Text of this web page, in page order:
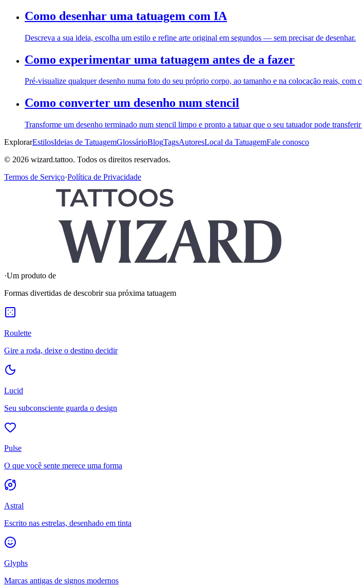
Como desenhar uma tatuagem com IA
Descreva a sua ideia, escolha um estilo e refine arte original em segundos — sem precisar de desenhar.
Como experimentar uma tatuagem antes de a fazer
Pré-visualize qualquer desenho numa foto do seu próprio corpo, ao tamanho e na colocação reais, com
Como converter um desenho num stencil
Transforme um desenho terminado num stencil limpo e pronto a tatuar que o seu tatuador pode
ExplorarEstilosIdeias de TatuagemGlossárioBlogTagsAutoresLocal da TatuagemFale conosco
© 2026 wizard.tattoo. Todos os direitos reservados.
Termos de Serviço·Política de Privacidade
·Um produto de
Formas divertidas de descobrir sua próxima tatuagem
Roulette
Gire a roda, deixe o destino decidir
Lucid
Seu subconsciente guarda o design
Pulse
O que você sente merece uma forma
Astral
Escrito nas estrelas, desenhado em tinta
Glyphs
Marcas antigas de signos modernos